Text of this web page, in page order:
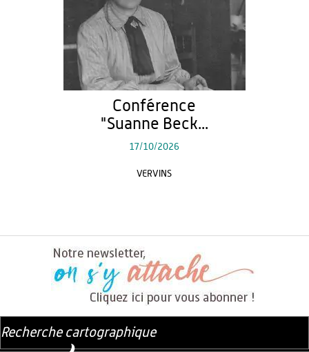
Conférence
"Suanne Beck...
17/10/2026
VERVINS
Recherche cartographique